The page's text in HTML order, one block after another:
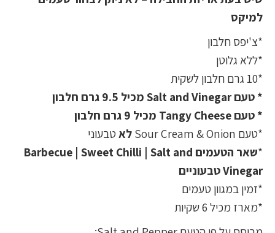
למיקס
*צ'יפס חלבון
*ללא גלוטן
*10 גרם חלבון לשקית
* טעם Salt and Vinegar מכיל 9.5 גרם חלבון
* טעם Tangy Cheese מכיל 9 גרם חלבון
*טעם Sour Cream & Onion
לאטבעוני
*
שאר הטעמים Barbecue | Sweet Chilli | Salt and
Vinegar טבעוניים
*זמין במגוון טעמים
*מארז מכיל 6 שקיות